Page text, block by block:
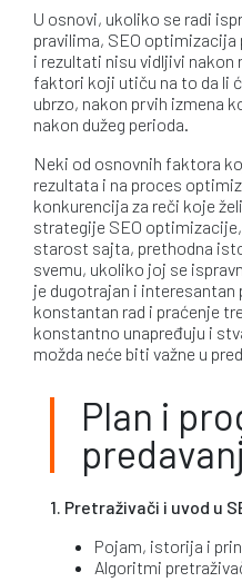
U osnovi, ukoliko se radi
pravilima, SEO
i rezultati nisu vidljivi
faktori koji utiču na to da li
ubrzo, nakon prvih izmena
nakon dužeg perioda.
Neki od osnovnih faktora
rezultata i na proces
konkurencija za reči koje
strategije SEO
starost sajta, prethodna
svemu, ukoliko joj se
je dugotrajan i interesantan
konstantan rad i praćenje
konstantno unapređuju i
možda neće biti važne u
Plan i
1. Pretraživači i uvod u
Pojam, istorija i
Algoritmi